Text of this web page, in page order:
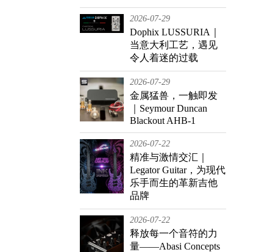
2026-07-29
Dophix LUSSURIA｜
当意大利工艺，遇见
令人着迷的过载
2026-07-29
金属猛兽，一触即发
｜Seymour Duncan
Blackout AHB-1
2026-07-22
精准与激情交汇｜
Legator Guitar，为现代
乐手而生的革新吉他
品牌
2026-07-22
释放每一个音符的力
量——Abasi Concepts